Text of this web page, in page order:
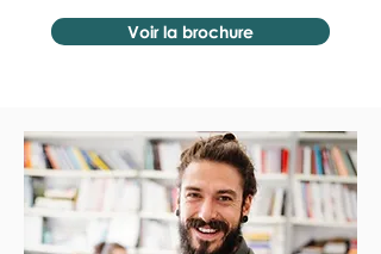
Voir la brochure